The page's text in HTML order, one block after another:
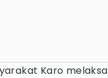
Karo